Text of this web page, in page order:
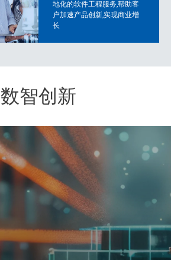
地化的软件工程服务,帮助客
户加速产品创新,实现商业增
长
数智创新